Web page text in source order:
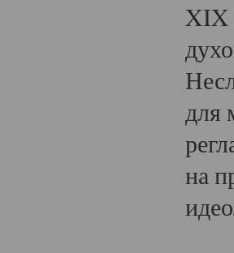
XIX
для
на